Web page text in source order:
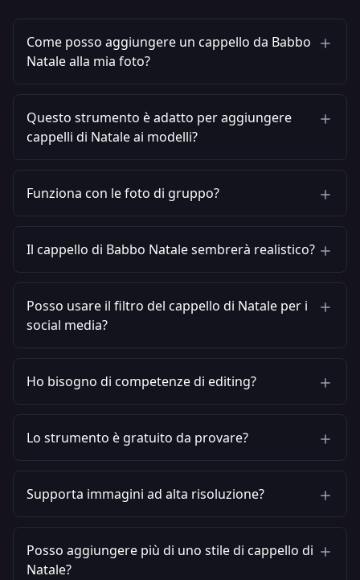
Come posso aggiungere un cappello da Babbo
Natale alla mia foto?
Questo strumento è adatto per aggiungere
cappelli di Natale ai modelli?
Funziona con le foto di gruppo?
Il cappello di Babbo Natale sembrerà realistico?
Posso usare il filtro del cappello di Natale per i
social media?
Ho bisogno di competenze di editing?
Lo strumento è gratuito da provare?
Supporta immagini ad alta risoluzione?
Posso aggiungere più di uno stile di cappello di
Natale?